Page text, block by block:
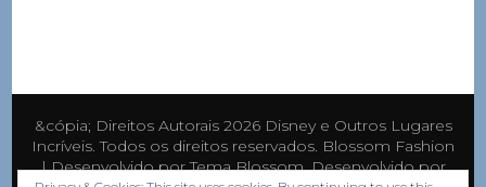
&cópia; Direitos Autorais 2026 Disney e Outros Lugares
Incríveis. Todos os direitos reservados. Blossom Fashion
| Desenvolvido porTema Blossom. Desenvolvido por